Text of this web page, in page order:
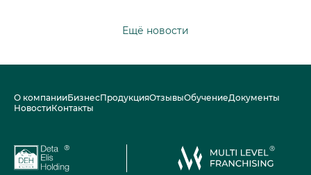
Ещё новости
О компанииБизнесПродукцияОтзывыОбучениеДокументы
НовостиКонтакты